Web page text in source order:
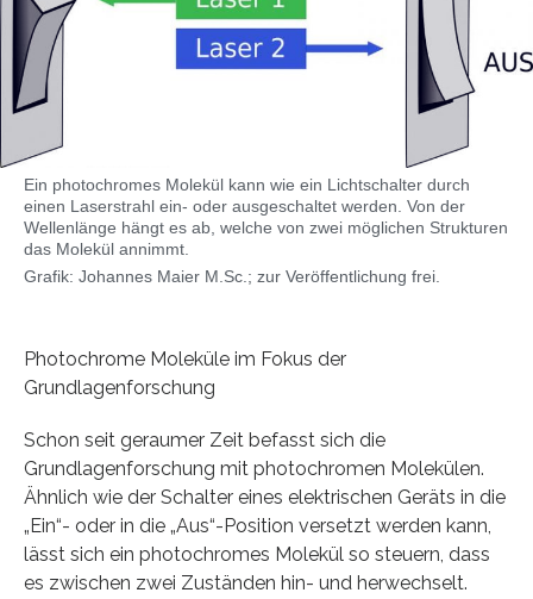
Ein photochromes Molekül kann wie ein Lichtschalter durch
einen Laserstrahl ein- oder ausgeschaltet werden. Von der
Wellenlänge hängt es ab, welche von zwei möglichen Strukturen
das Molekül annimmt.
Grafik: Johannes Maier M.Sc.; zur Veröffentlichung frei.
Photochrome Moleküle im Fokus der
Grundlagenforschung
Schon seit geraumer Zeit befasst sich die
Grundlagenforschung mit photochromen Molekülen.
Ähnlich wie der Schalter eines elektrischen Geräts in die
„Ein“- oder in die „Aus“-Position versetzt werden kann,
lässt sich ein photochromes Molekül so steuern, dass
es zwischen zwei Zuständen hin- und herwechselt.